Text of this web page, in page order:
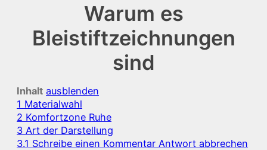
Warum es
Bleistiftzeichnungen
sind
Inhalt ausblenden
1 Materialwahl
2 Komfortzone Ruhe
3 Art der Darstellung
3.1 Schreibe einen Kommentar Antwort abbrechen